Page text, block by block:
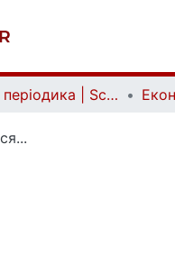
Наукова періодика | Scientific periodicals